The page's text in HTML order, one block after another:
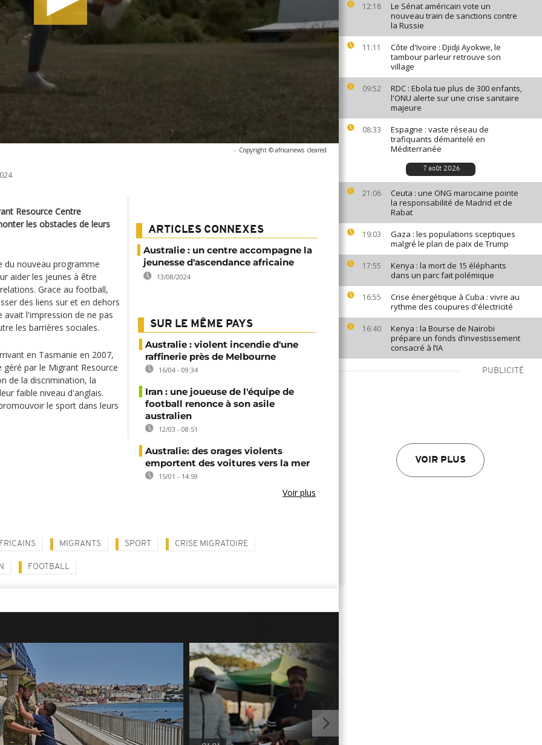
12:18
Le Sénat américain vote un
nouveau train de sanctions contre
la Russie
11:11
Côte d'Ivoire : Djidji Ayokwe, le
tambour parleur retrouve son
village
09:52
RDC : Ebola tue plus de 300 enfants,
l'ONU alerte sur une crise sanitaire
majeure
08:33
Espagne : vaste réseau de
trafiquants démantelé en
Méditerranée
7 août 2026
21:06
Ceuta : une ONG marocaine pointe
la responsabilité de Madrid et de
Rabat
19:03
Gaza : les populations sceptiques
malgré le plan de paix de Trump
17:55
Kenya : la mort de 15 éléphants
dans un parc fait polémique
16:55
Crise énergétique à Cuba : vivre au
rythme des coupures d'électricité
16:40
Kenya : la Bourse de Nairobi
prépare un fonds d’investissement
consacré à l’IA
PUBLICITÉ
VOIR PLUS
- Copyright © africanews cleared
Resource Centre
les obstacles de leurs
nouveau programme
aider les jeunes à être
Grace au football,
des liens sur et en dehors
avait l'impression de ne pas
les barrières sociales.
en Tasmanie en 2007,
géré par le Migrant Resource
de la discrimination, la
faible niveau d'anglais.
le sport dans leurs
ARTICLES CONNEXES
Australie : un centre accompagne la
jeunesse d'ascendance africaine
13/08/2024
SUR LE MÊME PAYS
Australie : violent incendie d'une
raffinerie près de Melbourne
16/04 - 09:34
Iran : une joueuse de l'équipe de
football renonce à son asile
australien
12/03 - 08:51
Australie: des orages violents
emportent des voitures vers la mer
15/01 - 14:59
Voir plus
MIGRANTS SPORT CRISE MIGRATOIRE
FOOTBALL